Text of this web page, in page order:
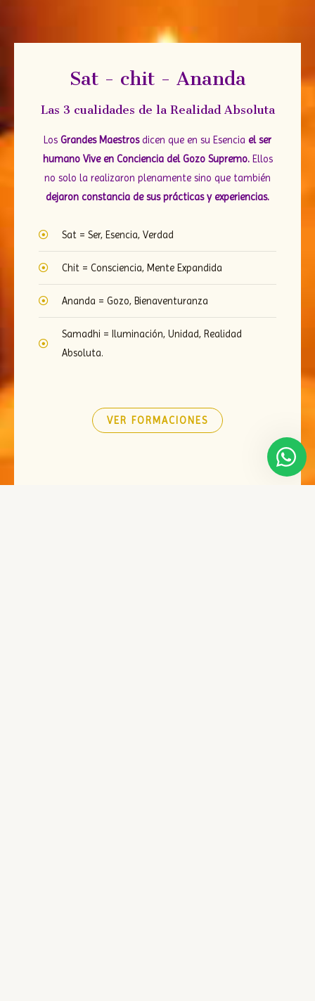
Sat - chit - Ananda
Las 3 cualidades de la Realidad Absoluta
Los Grandes Maestrosdicen que en su Esencia el ser
humano Vive en Conciencia del Gozo Supremo.Ellos
no solo la realizaron plenamente sino que también
dejaron constancia de sus prácticas y experiencias.
Sat = Ser, Esencia, Verdad
Chit = Consciencia, Mente Expandida
Ananda = Gozo, Bienaventuranza
Samadhi = Iluminación, Unidad, Realidad
Absoluta.
VER FORMACIONES